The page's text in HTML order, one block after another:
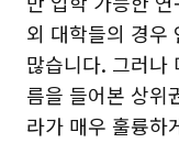
만 입학 가능한
외 대학들의 경우
많습니다. 그러나
름을 들어본 상위
라가 매우 훌륭하